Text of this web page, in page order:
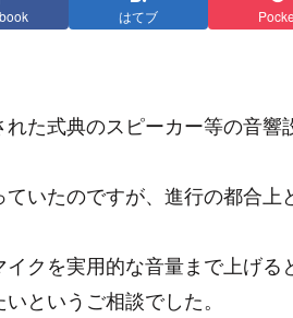
はてブ
た式典のスピーカー等の音響
いたのですが、進行の都合上
クを実用的な音量まで上げ
というご相談でした。